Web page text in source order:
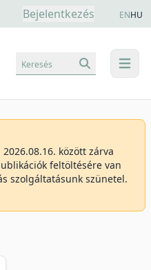
Bejelentkezés ENHU
menu
Keresés
között zárva
feltöltésére van
szolgáltatásunk szünetel.